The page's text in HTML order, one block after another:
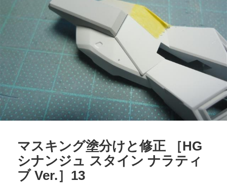
マスキング塗分けと修正 ［HG
シナンジュ スタイン ナラティ
ブ Ver.］13